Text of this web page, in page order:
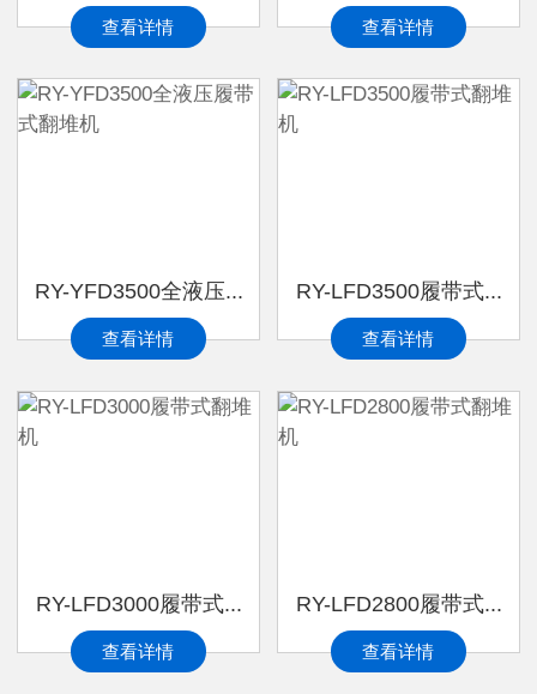
查看详情 查看详情
RY-YFD3500全液压...
查看详情
RY-LFD3500履带式...
查看详情
RY-LFD3000履带式...
查看详情
RY-LFD2800履带式...
查看详情